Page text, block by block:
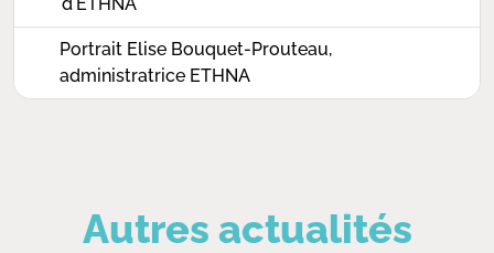
Portrait Elise Bouquet-Prouteau,
administratrice ETHNA
Autres actualités